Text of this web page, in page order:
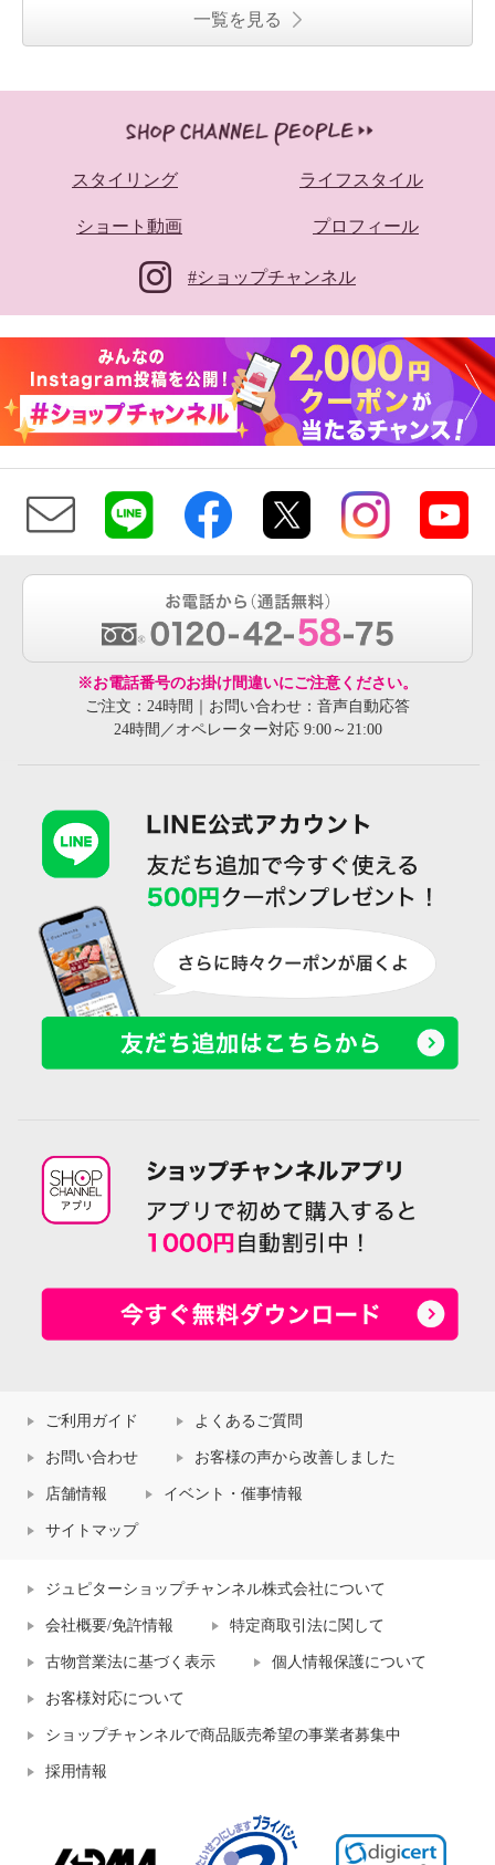
一覧を見る
スタイリング ライフスタイル
ショート動画 プロフィール
#ショップチャンネル
※お電話番号のお掛け間違いにご注意ください。
ご注文：24時間｜お問い合わせ：音声自動応答
24時間／オペレーター対応 9:00～21:00
ご利用ガイド よくあるご質問
お問い合わせ お客様の声から改善しました
店舗情報 イベント・催事情報
サイトマップ
ジュピターショップチャンネル株式会社について
会社概要/免許情報 特定商取引法に関して
古物営業法に基づく表示 個人情報保護について
お客様対応について
ショップチャンネルで商品販売希望の事業者募集中
採用情報